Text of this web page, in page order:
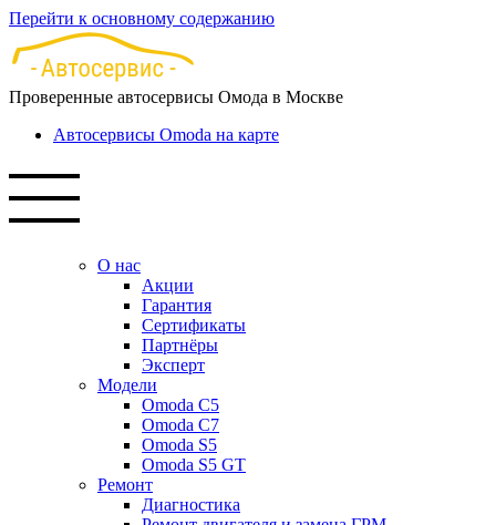
Перейти к основному содержанию
Проверенные автосервисы Омода в Москве
Автосервисы Omoda на карте
О нас
Акции
Гарантия
Сертификаты
Партнёры
Эксперт
Модели
Omoda C5
Omoda C7
Omoda S5
Omoda S5 GT
Ремонт
Диагностика